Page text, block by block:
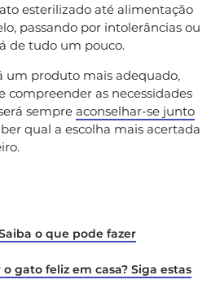
esterilizado até alimentação
passando por intolerâncias ou
de tudo um pouco.
um produto mais adequado,
compreender as necessidades
sempre aconselhar-se junto
qual a escolha mais acertada
o que pode fazer
gato feliz em casa? Siga estas